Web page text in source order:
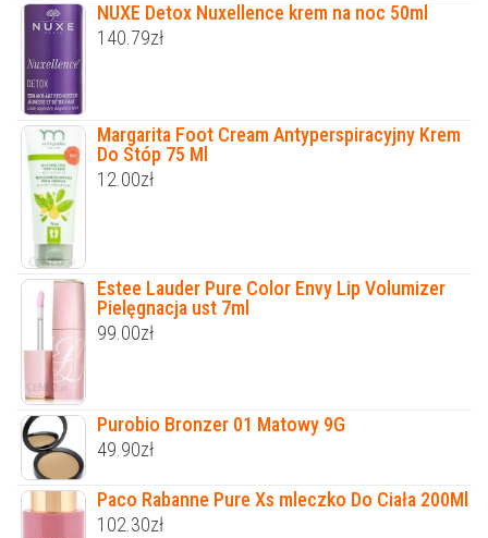
NUXE Detox Nuxellence krem na noc 50ml
140.79zł
Margarita Foot Cream Antyperspiracyjny Krem
Do Stóp 75 Ml
12.00zł
Estee Lauder Pure Color Envy Lip Volumizer
Pielęgnacja ust 7ml
99.00zł
Purobio Bronzer 01 Matowy 9G
49.90zł
Paco Rabanne Pure Xs mleczko Do Ciała 200Ml
102.30zł